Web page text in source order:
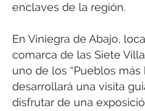
enclaves de la región.
En Viniegra de Abajo,
comarca de las Siete
uno de los “Pueblos más
desarrollará una visita
disfrutar de una